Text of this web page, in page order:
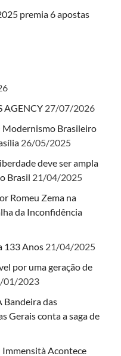
premia 6 apostas
AGENCY 27/07/2026
Modernismo Brasileiro
26/05/2025
deve ser ampla
Brasil 21/04/2025
Romeu Zema na
da Inconfidência
133 Anos 21/04/2025
por uma geração de
01/2023
Bandeira das
Gerais conta a saga de
Acontece